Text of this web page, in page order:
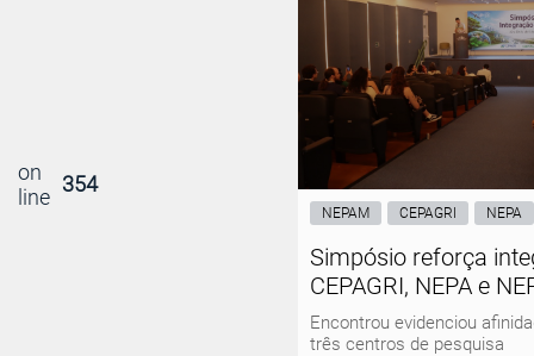
on
line 354
NEPAM CEPAGRI NEPA
Simpósio reforça
CEPAGRI, NEPA e
Encontrou evidenciou
três centros de pesquisa